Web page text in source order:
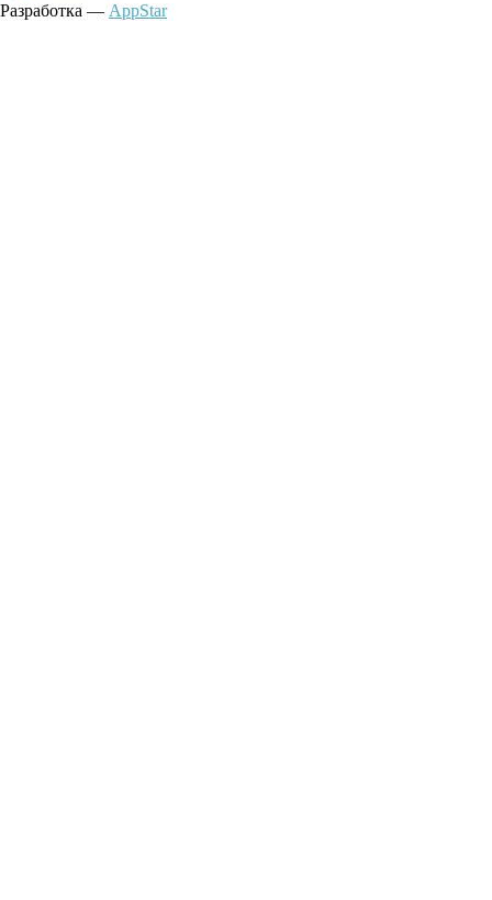
Разработка — AppStar